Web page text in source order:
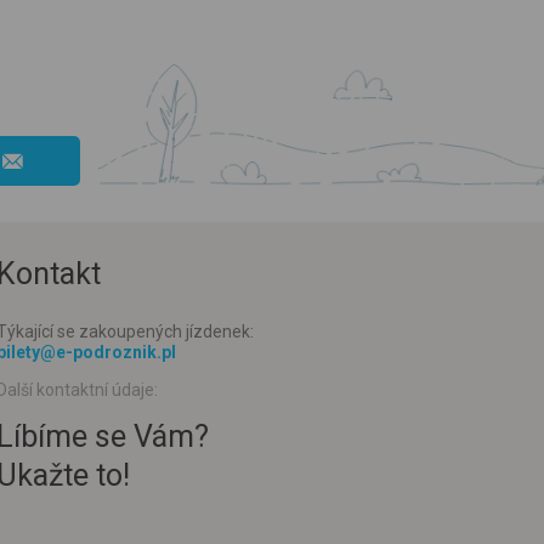
se zakoupených jízdenek:
podroznik.pl
kontaktní údaje:
se Vám?
to!